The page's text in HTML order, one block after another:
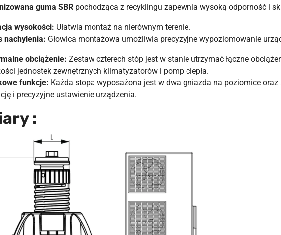
guma SBR pochodząca z recyklingu zapewnia wysoką odporność i
wysokości: Ułatwia montaż na nierównym terenie.
nachylenia: Głowica montażowa umożliwia precyzyjne wypoziomowanie
obciążenie: Zestaw czterech stóp jest w stanie utrzymać łączne
jednostek zewnętrznych klimatyzatorów i pomp ciepła.
funkcje: Każda stopa wyposażona jest w dwa gniazda na poziomice
i precyzyjne ustawienie urządzenia.
: